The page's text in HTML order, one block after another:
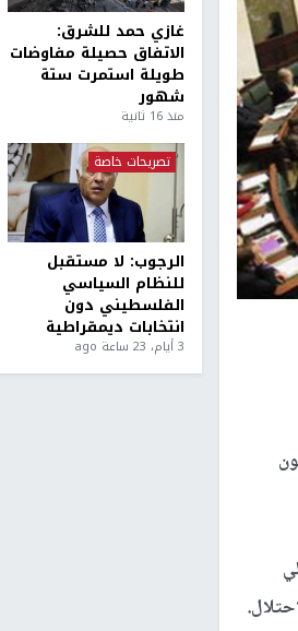
غازي حمد للشرق:
الاتفاق حصيلة مفاوضات
طويلة استمرت ستة
شهور
منذ 16 ثانية
تصريحات خاصة
الرجوب: لا مستقبل
للنظام السياسي
الفلسطيني دون
انتخابات ديمقراطية
3 أيام، 23 ساعة ago